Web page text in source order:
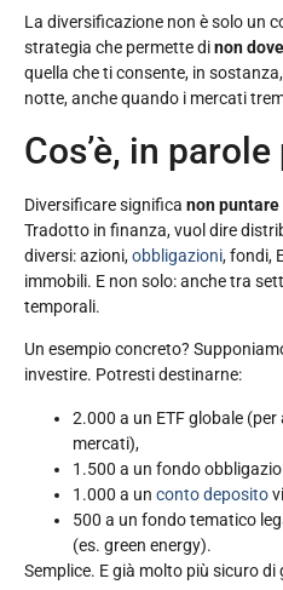
La diversificazione non è solo un
strategia che permette dinon
quella che ti consente, in
notte, anche quando i mercati
Cos’è, in
Diversificare significa non
Tradotto in finanza, vuol dire
diversi: azioni,obbligazioni, fondi,
immobili. E non solo: anche tra
temporali.
Un esempio concreto?
investire. Potresti destinarne:
2.000 a un ETF globale
mercati),
1.500 a un fondo
1.000 a un conto deposito
500 a un fondo tematico
(es. green energy).
Semplice. E già molto più sicuro